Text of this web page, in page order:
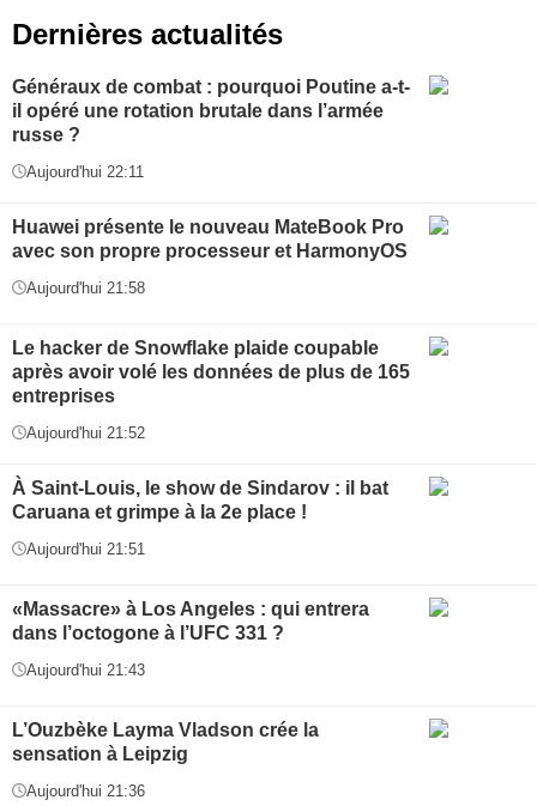
Dernières actualités
Généraux de combat : pourquoi Poutine a-t-
il opéré une rotation brutale dans l’armée
russe ?
Aujourd'hui 22:11
Huawei présente le nouveau MateBook Pro
avec son propre processeur et HarmonyOS
Aujourd'hui 21:58
Le hacker de Snowflake plaide coupable
après avoir volé les données de plus de 165
entreprises
Aujourd'hui 21:52
À Saint-Louis, le show de Sindarov : il bat
Caruana et grimpe à la 2e place !
Aujourd'hui 21:51
«Massacre» à Los Angeles : qui entrera
dans l’octogone à l’UFC 331 ?
Aujourd'hui 21:43
L’Ouzbèke Layma Vladson crée la
sensation à Leipzig
Aujourd'hui 21:36